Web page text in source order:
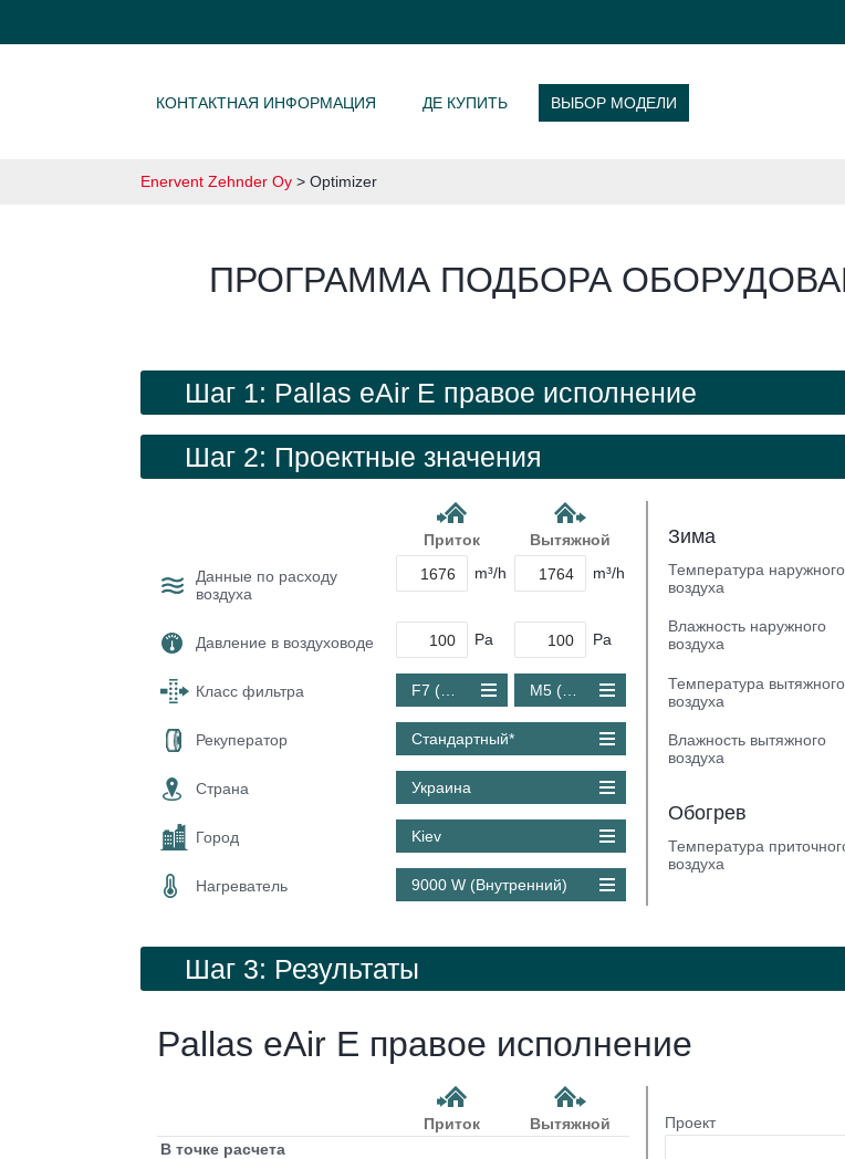
КОНТАКТНАЯ ИНФОРМАЦИЯ ДЕ КУПИТЬ ВЫБОР МОДЕЛИ
Enervent Zehnder Oy > Optimizer
ПРОГРАММА ПОДБОРА
Шаг 1: Pallas eAir E правое исполнение
Шаг 2: Проектные значения
Приток Вытяжной
Данные по расходу
воздуха
m³/h m³/h
Давление в воздуховоде Pa Pa
Класс фильтра M5 (Coarse 80 %)
Рекуператор Стандартный*
Страна Украина
Город Kiev
Нагреватель 9000 W (Внутренний)
Зима
Температура наружного
воздуха
Влажность наружного
воздуха
Температура вытяжного
воздуха
Влажность вытяжного
воздуха
Обогрев
Температура
воздуха
Шаг 3: Результаты
Pallas eAir E правое исполнение
Приток
Вытяжной
В точке расчета
Проект